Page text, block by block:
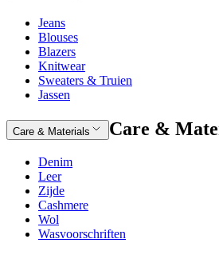
Jeans
Blouses
Blazers
Knitwear
Sweaters & Truien
Jassen
Care & Materials Care &
Denim
Leer
Zijde
Cashmere
Wol
Wasvoorschriften